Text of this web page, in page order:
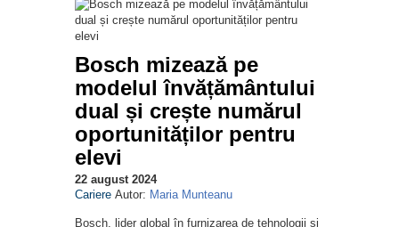
Bosch mizează pe
modelul învățământului
dual și crește numărul
oportunităților pentru
elevi
22 august 2024
Cariere Autor: Maria Munteanu
Bosch, lider global în furnizarea de tehnologii și